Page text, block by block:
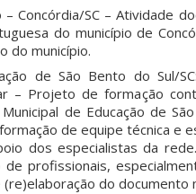
Concórdia/SC – Atividade
do município de
do município.
de São Bento do Sul/
– Projeto de formação
de Educação de
de equipe técnica e
dos especialistas da
profissionais,
do documento